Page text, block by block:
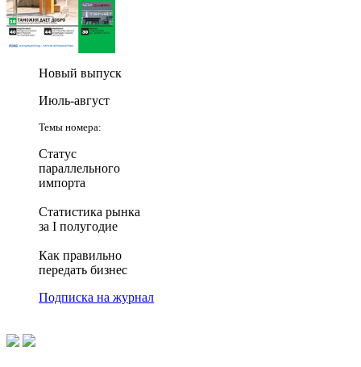
Новый выпуск
Июль-август
Темы номера:
Статус
параллельного
импорта
Статистика рынка
за I полугодие
Как правильно
передать бизнес
Подписка на журнал